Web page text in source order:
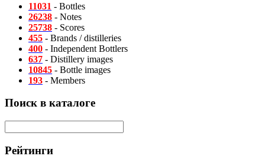
11031 - Bottles
26238 - Notes
25738 - Scores
455 - Brands / distilleries
400 - Independent Bottlers
637 - Distillery images
10845 - Bottle images
193 - Members
Поиск в каталоге
Рейтинги